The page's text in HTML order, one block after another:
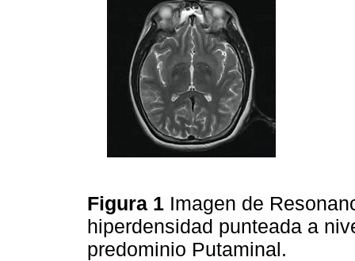
Figura 1 Imagen de
hiperdensidad punteada a
predominio Putaminal.